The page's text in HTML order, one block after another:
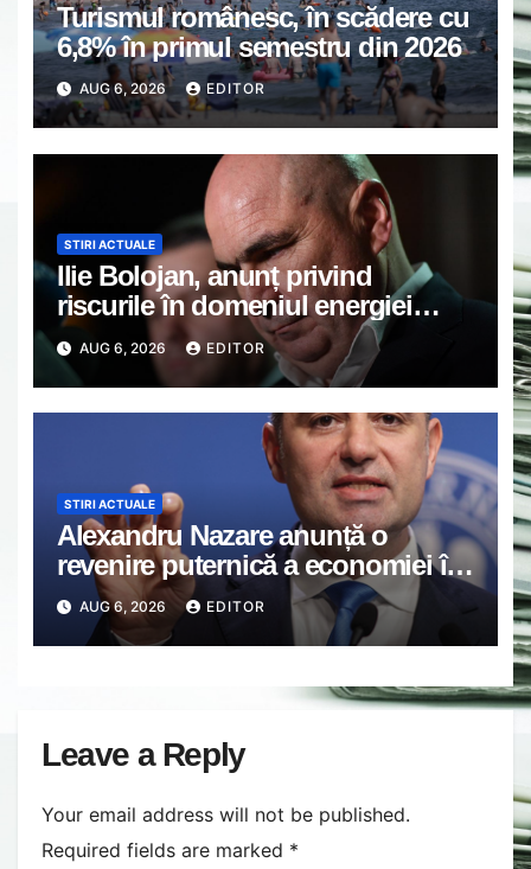
Turismul românesc, în scădere cu
6,8% în primul semestru din 2026
AUG 6, 2026 EDITOR
STIRI ACTUALE
Ilie Bolojan, anunț privind
riscurile în domeniul energiei
electrice. Ce a decis Guvernul
AUG 6, 2026 EDITOR
STIRI ACTUALE
Alexandru Nazare anunță o
revenire puternică a economiei în
2027: Inflația va scădea, consumul
va crește
AUG 6, 2026 EDITOR
Leave a Reply
Your email address will not be published.
Required fields are marked *